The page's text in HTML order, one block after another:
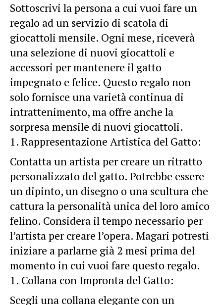
Sottoscrivi la persona a cui vuoi fare un
regalo ad un servizio di scatola di
giocattoli mensile. Ogni mese, riceverà
una selezione di nuovi giocattoli e
accessori per mantenere il gatto
impegnato e felice. Questo regalo non
solo fornisce una varietà continua di
intrattenimento, ma offre anche la
sorpresa mensile di nuovi giocattoli.
Rappresentazione Artistica del Gatto:
Contatta un artista per creare un ritratto
personalizzato del gatto. Potrebbe essere
un dipinto, un disegno o una scultura che
cattura la personalità unica del loro amico
felino. Considera il tempo necessario per
l’artista per creare l’opera. Magari potresti
iniziare a parlarne già 2 mesi prima del
momento in cui vuoi fare questo regalo.
Collana con Impronta del Gatto:
Scegli una collana elegante con un